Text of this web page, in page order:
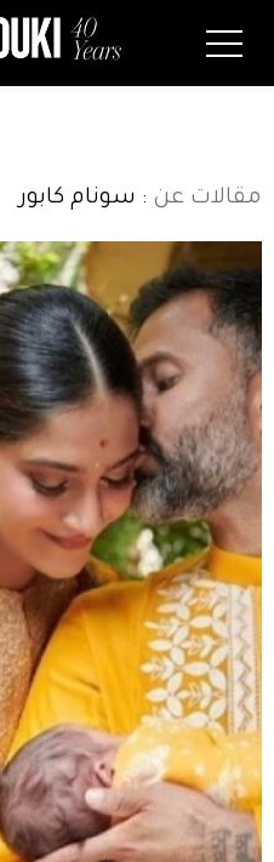
مقالات عن : سونام كابور